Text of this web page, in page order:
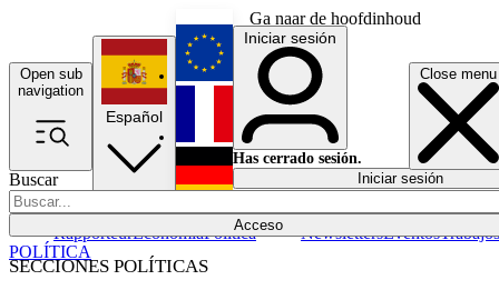
Ga naar de hoofdinhoud
Open sub
navigation
Close menu
Buscar
Acceso
SECCIONES POLÍTICAS
RapporteurEconomíaPolítica NewslettersEventosTrabajos
Español
English
Français
Iniciar sesión
Has cerrado sesión.
Iniciar sesión
POLÍTICA